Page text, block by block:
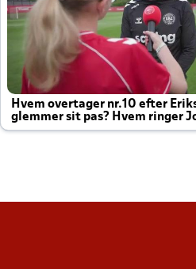
Hvem overtager nr.10 efter
glemmer sit pas? Hvem ringer
altid til efter kampe?